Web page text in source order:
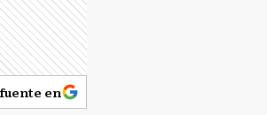
en